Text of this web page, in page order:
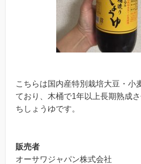
こちらは国内産特別栽培大豆・小
ており、木桶で1年以上長期熟成
ちしょうゆです。
販売者
オーサワジャパン株式会社